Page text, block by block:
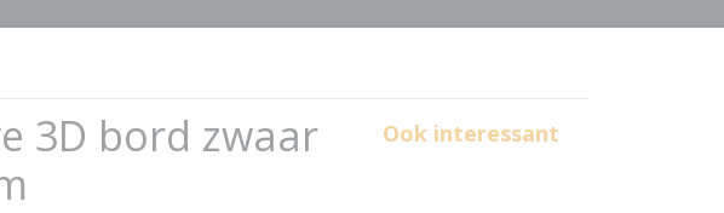
3D bord zwaar
Ook interessant